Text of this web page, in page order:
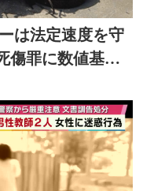
は法定速度を守
傷罪に数値基